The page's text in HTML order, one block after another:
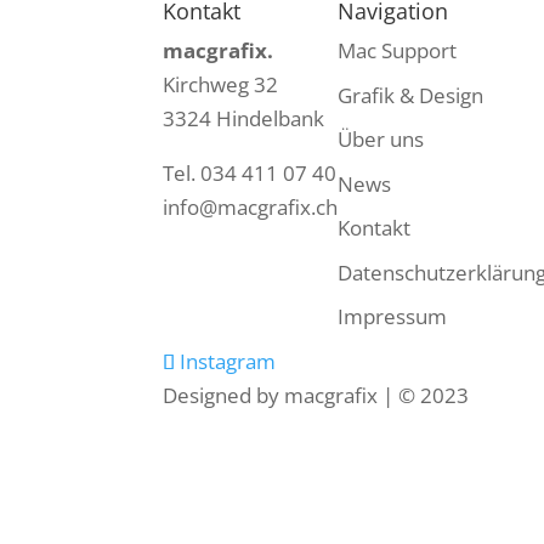
Kontakt
macgrafix.
Kirchweg 32
3324 Hindelbank
Tel. 034 411 07 40
info@macgrafix.ch
Navigation
Mac Support
Grafik & Design
Über uns
News
Kontakt
Impressum
Instagram
Designed by macgrafix | © 2023